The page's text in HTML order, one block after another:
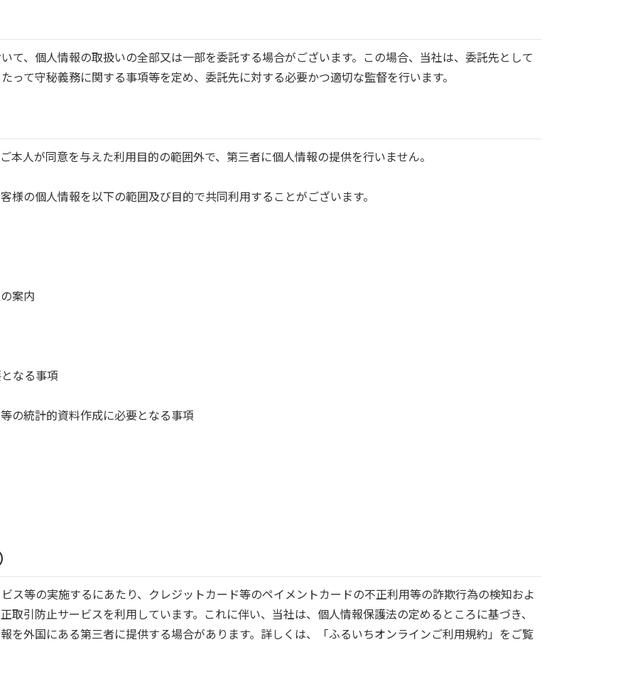
て、個人情報の取扱いの全部又は一部を委託する場合がございます。この場合、当社は、委託先として
って守秘義務に関する事項等を定め、委託先に対する必要かつ適切な監督を行います。
本人が同意を与えた利用目的の範囲外で、第三者に個人情報の提供を行いません。
様の個人情報を以下の範囲及び目的で共同利用することがございます。
案内
なる事項
の統計的資料作成に必要となる事項
ス等の実施するにあたり、クレジットカード等のペイメントカードの不正利用等の詐欺行為の検知およ
取引防止サービスを利用しています。これに伴い、当社は、個人情報保護法の定めるところに基づき、
を外国にある第三者に提供する場合があります。詳しくは、「ふるいちオンラインご利用規約」をご覧